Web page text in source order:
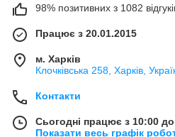
98% позитивних з 1082
Працює з 20.01.2015
м. Харків
Клочкiвська 258, Харків,
Контакти
Сьогодні працює з 10:00
Показати весь графік